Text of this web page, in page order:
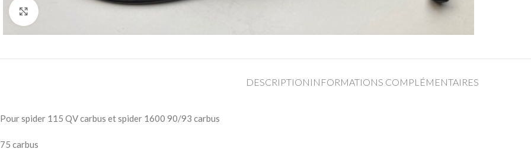
Cliquez pour agrandir
DESCRIPTION INFORMATIONS COMPLÉMENTAIRES
Pour spider 115 QV carbus et spider 1600 90/93 carbus
75 carbus